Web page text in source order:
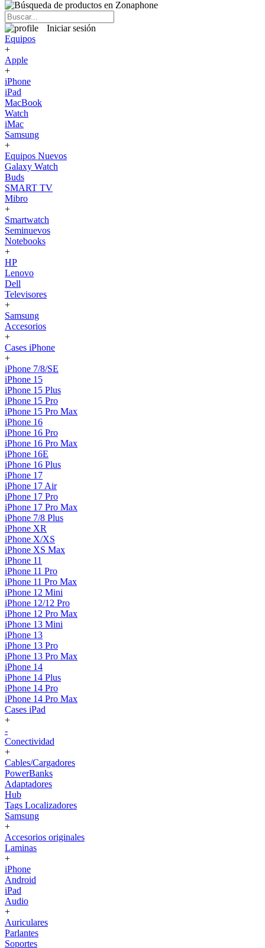
Iniciar sesión
Equipos
+
Apple
+
iPhone
iPad
MacBook
Watch
iMac
Samsung
+
Equipos Nuevos
Galaxy Watch
Buds
SMART TV
Mibro
+
Smartwatch
Seminuevos
Notebooks
+
HP
Lenovo
Dell
Televisores
+
Samsung
Accesorios
+
Cases iPhone
+
iPhone 7/8/SE
iPhone 15
iPhone 15 Plus
iPhone 15 Pro
iPhone 15 Pro Max
iPhone 16
iPhone 16 Pro
iPhone 16 Pro Max
iPhone 16E
iPhone 16 Plus
iPhone 17
iPhone 17 Air
iPhone 17 Pro
iPhone 17 Pro Max
iPhone 7/8 Plus
iPhone XR
iPhone X/XS
iPhone XS Max
iPhone 11
iPhone 11 Pro
iPhone 11 Pro Max
iPhone 12 Mini
iPhone 12/12 Pro
iPhone 12 Pro Max
iPhone 13 Mini
iPhone 13
iPhone 13 Pro
iPhone 13 Pro Max
iPhone 14
iPhone 14 Plus
iPhone 14 Pro
iPhone 14 Pro Max
Cases iPad
+
-
Conectividad
+
Cables/Cargadores
PowerBanks
Adaptadores
Hub
Tags Localizadores
Samsung
+
Accesorios originales
Laminas
+
iPhone
Android
iPad
Audio
+
Auriculares
Parlantes
Soportes